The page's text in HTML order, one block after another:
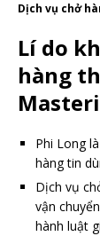
Dịch vụ chở
Lí do
hàng
Phi Long
hàng tin
Dịch vụ
vận
hành luật